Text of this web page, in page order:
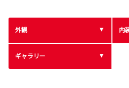
外観 内
ギャラリー